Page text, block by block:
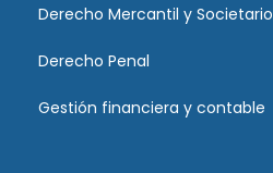
Derecho Mercantil y Societario
Derecho Penal
Gestión financiera y contable